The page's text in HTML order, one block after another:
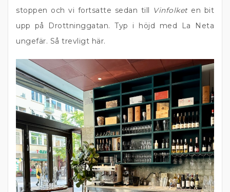
stoppen och vi fortsatte sedan till Vinfolketen bit
upp på Drottninggatan. Typ i höjd med La Neta
ungefär. Så trevligt här.